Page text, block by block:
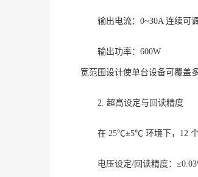
输出电流： 0~30A 连续可调
输出功率： 600W
宽范围设计使单台设备可覆盖
2. 超高设定与回读精度
在 25℃±5℃ 环境下，12 个
电压设定/回读精度：